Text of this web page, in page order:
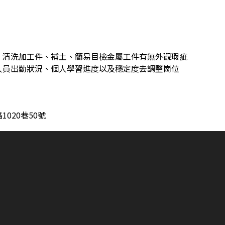
洗加工件、補土、簡易目檢金屬工件有無外觀瑕疵
出勤狀況、個人學習進度以及穩定度去調整崗位
巷50號